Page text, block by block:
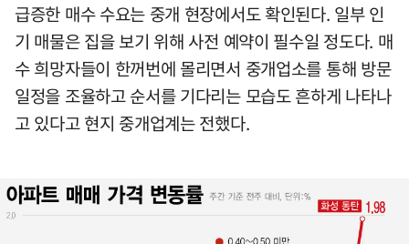
급증한 매수 수요는 중개 현장에서도 확인된다. 일부 인
기 매물은 집을 보기 위해 사전 예약이 필수일 정도다. 매
수 희망자들이 한꺼번에 몰리면서 중개업소를 통해 방문
일정을 조율하고 순서를 기다리는 모습도 흔하게 나타나
고 있다고 현지 중개업계는 전했다.